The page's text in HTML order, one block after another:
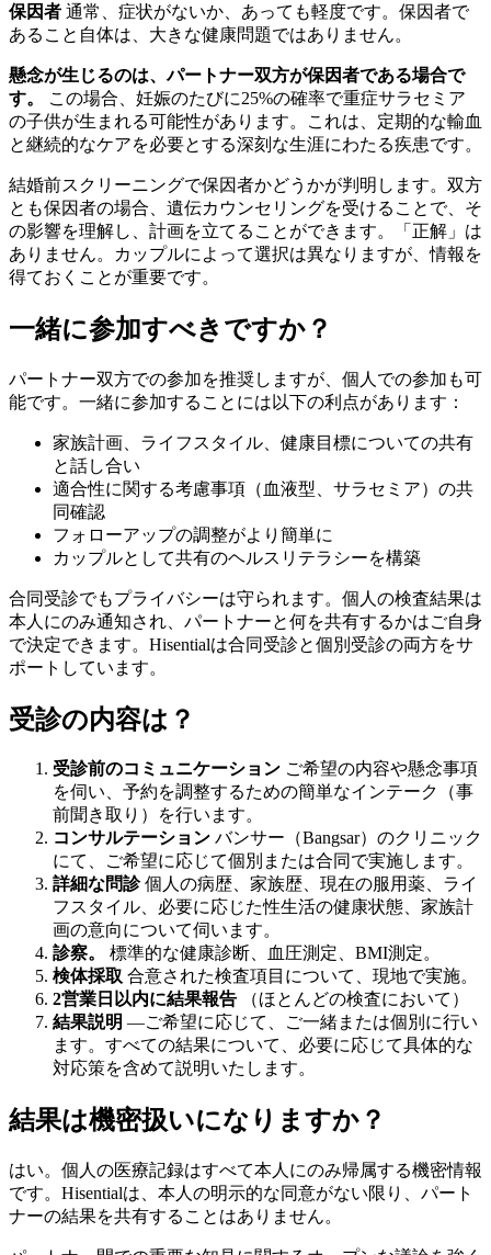
保因者 通常、症状がないか、あっても軽度です。保因者で
あること自体は、大きな健康問題ではありません。
懸念が生じるのは、パートナー双方が保因者である場合で
す。
この場合、妊娠のたびに25%の確率で重症サラセミア
の子供が生まれる可能性があります。これは、定期的な輸血
と継続的なケアを必要とする深刻な生涯にわたる疾患です。
結婚前スクリーニングで保因者かどうかが判明します。双方
とも保因者の場合、遺伝カウンセリングを受けることで、そ
の影響を理解し、計画を立てることができます。「正解」は
ありません。カップルによって選択は異なりますが、情報を
得ておくことが重要です。
一緒に参加すべきですか？
パートナー双方での参加を推奨しますが、個人での参加も可
能です。一緒に参加することには以下の利点があります：
家族計画、ライフスタイル、健康目標についての共有
と話し合い
適合性に関する考慮事項（血液型、サラセミア）の共
同確認
フォローアップの調整がより簡単に
カップルとして共有のヘルスリテラシーを構築
合同受診でもプライバシーは守られます。個人の検査結果は
本人にのみ通知され、パートナーと何を共有するかはご自身
で決定できます。Hisentialは合同受診と個別受診の両方をサ
ポートしています。
受診の内容は？
受診前のコミュニケーション ご希望の内容や懸念事項
を伺い、予約を調整するための簡単なインテーク（事
前聞き取り）を行います。
コンサルテーション バンサー（Bangsar）のクリニック
にて、ご希望に応じて個別または合同で実施します。
詳細な問診個人の病歴、家族歴、現在の服用薬、ライ
フスタイル、必要に応じた性生活の健康状態、家族計
画の意向について伺います。
診察。
標準的な健康診断、血圧測定、BMI測定。
検体採取 合意された検査項目について、現地で実施。
2営業日以内に結果報告 （ほとんどの検査において）
結果説明 ―ご希望に応じて、ご一緒または個別に行い
ます。すべての結果について、必要に応じて具体的な
対応策を含めて説明いたします。
結果は機密扱いになりますか？
はい。個人の医療記録はすべて本人にのみ帰属する機密情報
です。Hisentialは、本人の明示的な同意がない限り、パート
ナーの結果を共有することはありません。